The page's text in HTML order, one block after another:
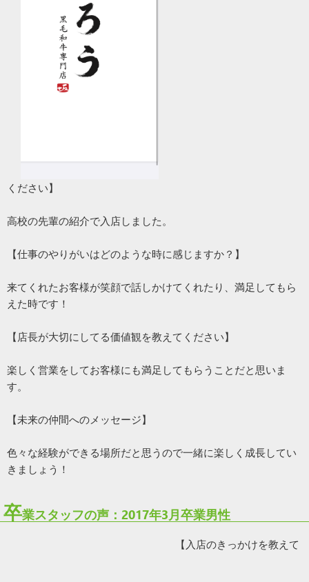
ください】
高校の先輩の紹介で入店しました。
【仕事のやりがいはどのような時に感じますか？】
来てくれたお客様が笑顔で話しかけてくれたり、満足してもら
えた時です！
【店長が大切にしてる価値観を教えてください】
楽しく営業をしてお客様にも満足してもらうことだと思いま
す。
【未来の仲間へのメッセージ】
色々な経験ができる場所だと思うので一緒に楽しく成長してい
きましょう！
卒業スタッフの声：2017年3月卒業男性
【入店のきっかけを教えて